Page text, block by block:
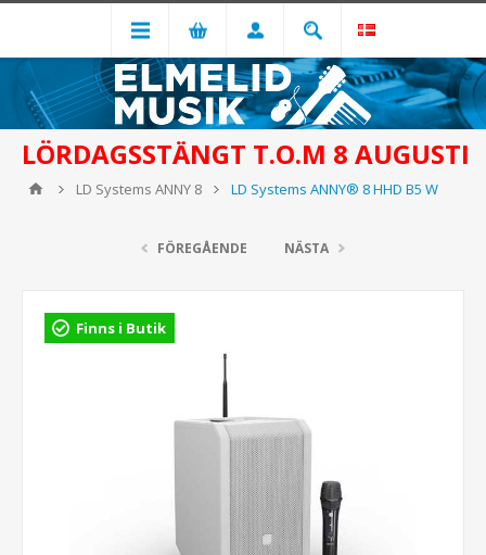
LÖRDAGSSTÄNGT T.O.M 8 AUGUSTI
LD Systems ANNY 8 LD Systems ANNY® 8 HHD B5 W
FÖREGÅENDE NÄSTA
Finns i Butik